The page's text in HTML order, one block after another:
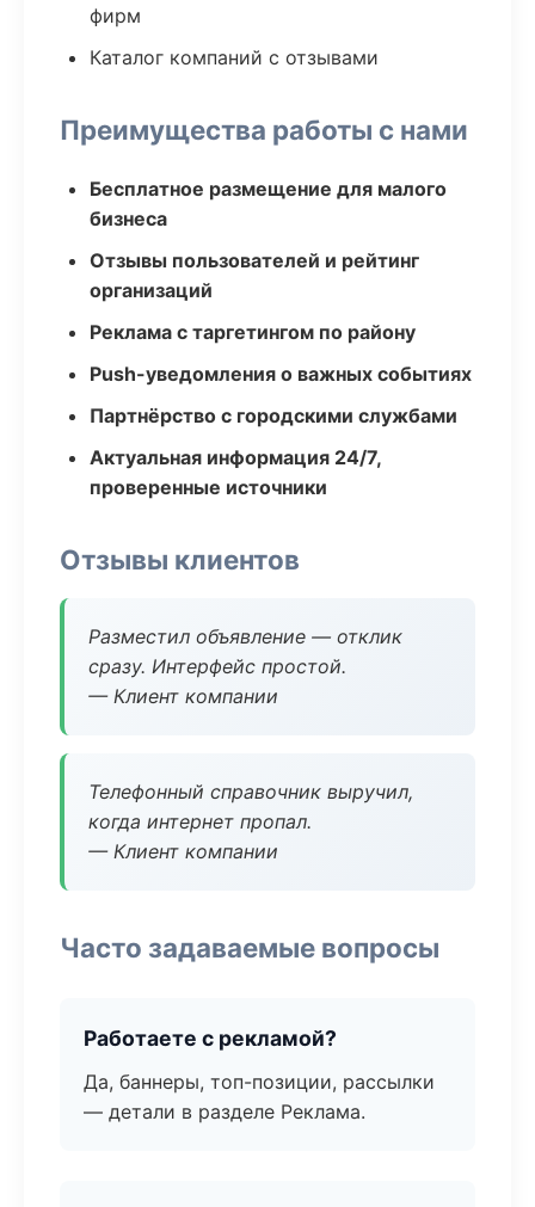
фирм
Каталог компаний с отзывами
Преимущества работы с нами
Бесплатное размещение для малого
бизнеса
Отзывы пользователей и рейтинг
организаций
Реклама с таргетингом по району
Push-уведомления о важных событиях
Партнёрство с городскими службами
Актуальная информация 24/7,
проверенные источники
Отзывы клиентов
Разместил объявление — отклик
сразу. Интерфейс простой.
— Клиент компании
Телефонный справочник выручил,
когда интернет пропал.
— Клиент компании
Часто задаваемые вопросы
Работаете с рекламой?
Да, баннеры, топ-позиции, рассылки
— детали в разделе Реклама.